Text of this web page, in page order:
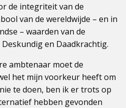
de integriteit van de
van de wereldwijde – en in
– waarden van de
en Daadkrachtig.
ambtenaar moet de
het mijn voorkeur heeft om
te doen, ben ik er trots op
hebben gevonden